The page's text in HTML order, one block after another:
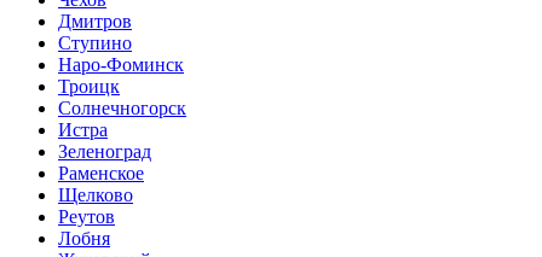
Дмитров
Ступино
Наро-Фоминск
Троицк
Солнечногорск
Истра
Зеленоград
Раменское
Щелково
Реутов
Лобня